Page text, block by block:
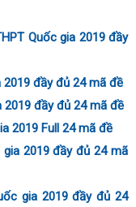
Quốc gia 2019 đầy
đầy đủ 24 mã đề
2019 đầy đủ 24 mã đề
2019 Full 24 mã đề
2019 đầy đủ 24 mã
gia 2019 đầy đủ 24